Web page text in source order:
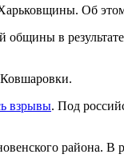
Об
в
Ковшаровки.
взрывы. Под
района. В